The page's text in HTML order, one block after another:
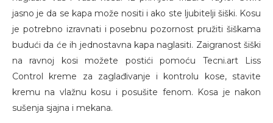
jasno je da se kapa može nositi i ako ste ljubitelji šiški. Kosu
je potrebno izravnati i posebnu pozornost pružiti šiškama
budući da će ih jednostavna kapa naglasiti. Zaigranost šiški
na ravnoj kosi možete postići pomoću Tecni.art Liss
Control kreme za zaglađivanje i kontrolu kose, stavite
kremu na vlažnu kosu i posušite fenom. Kosa je nakon
sušenja sjajna i mekana.